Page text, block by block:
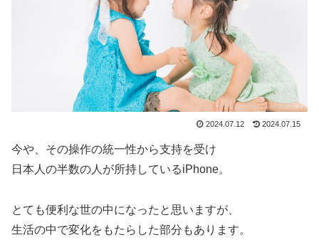
2024.07.12 2024.07.15
今や、その操作の統一性から支持を受け
日本人の半数の人が所持しているiPhone。
とても便利な世の中になったと思いますが、
生活の中で変化をもたらした部分もあります。